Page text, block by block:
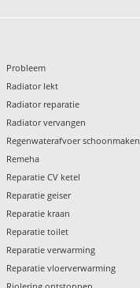
Probleem
Radiator lekt
Radiator reparatie
Radiator vervangen
Regenwaterafvoer schoonmaken
Remeha
Reparatie CV ketel
Reparatie geiser
Reparatie kraan
Reparatie toilet
Reparatie verwarming
Reparatie vloerverwarming